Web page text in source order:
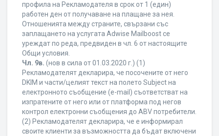
профила на Рекламодателя в срок от 1 (един)
работен ден от получаване на плащане за нея.
Отношенията между страните, свързани със
заплащането на услугата Adwise Mailboost се
уреждат по реда, предвиден в чл. 6 от настоящите
Общи условия.
Чл. 9в. (нов в сила от 01.03.2020 г.) (1)
Рекламодателят декларира, че посочените от него
DKIM и части/целият текст на полето Subject на
електронното съобщение (e-mail) съответстват на
изпратените от него или от платформа под негов
контрол електронни съобщения до ABV потребители.
(2) Рекламодателят декларира, че е информирал
своите клиенти за възможността да бъдат включени